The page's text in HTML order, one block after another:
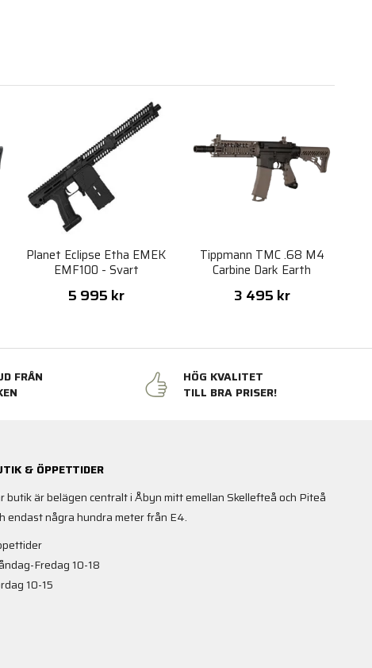
Planet Eclipse Etha EMEK
EMF100 - Svart
5 995 kr
Tippmann TMC .68 M4
Carbine Dark Earth
3 495 kr
FRÅN
HÖG KVALITET
TILL BRA PRISER!
& ÖPPETTIDER
butik är belägen centralt i Åbyn mitt emellan Skellefteå och Piteå
endast några hundra meter från E4.
Fredag 10-18
10-15